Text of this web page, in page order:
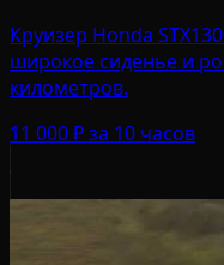
Круизер Honda
широкое сиденье и
километров.
11 000 ₽за 10 часов